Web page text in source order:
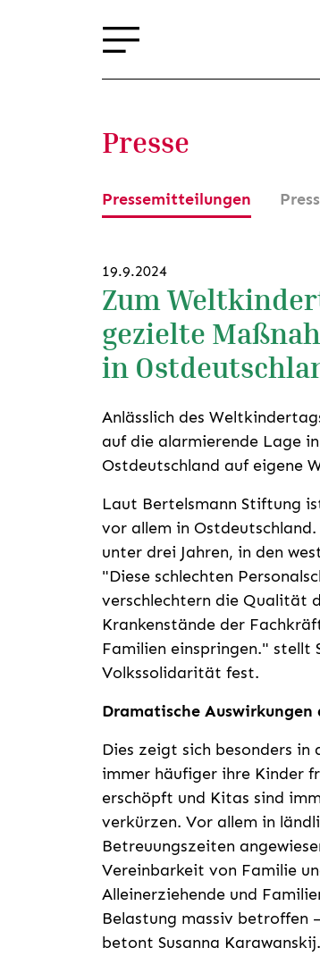
Presse
Pressemitteilungen
19.9.2024
Zum
gezielte
in
Anlässlich des
auf die alarmierende Lage
Ostdeutschland auf eigene
Laut Bertelsmann Stiftung
vor allem in
unter drei Jahren, in den
"Diese schlechten
verschlechtern die Qualität
Krankenstände der
Familien einspringen." stellt
Volkssolidarität fest.
Dramatische
Dies zeigt sich besonders
immer häufiger ihre Kinder
erschöpft und Kitas sind
verkürzen. Vor allem in
Betreuungszeiten
Vereinbarkeit von Familie
Alleinerziehende und
Belastung massiv betroffen
betont Susanna Karawanskij.